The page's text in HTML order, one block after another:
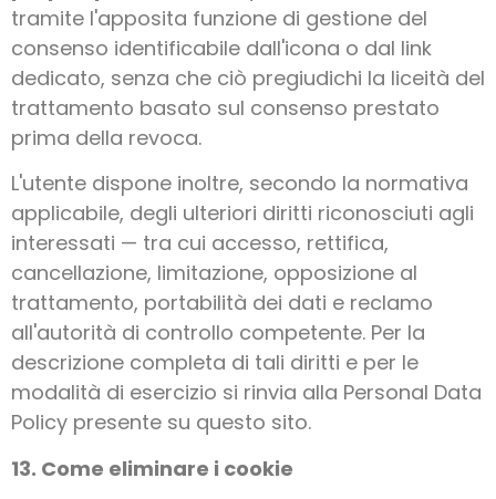
tramite l'apposita funzione di gestione del
consenso identificabile dall'icona o dal link
dedicato, senza che ciò pregiudichi la liceità del
trattamento basato sul consenso prestato
prima della revoca.
L'utente dispone inoltre, secondo la normativa
applicabile, degli ulteriori diritti riconosciuti agli
interessati — tra cui accesso, rettifica,
cancellazione, limitazione, opposizione al
trattamento, portabilità dei dati e reclamo
all'autorità di controllo competente. Per la
descrizione completa di tali diritti e per le
modalità di esercizio si rinvia alla Personal Data
Policy presente su questo sito.
13. Come eliminare i cookie